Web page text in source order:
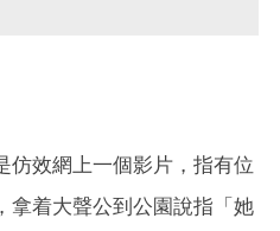
仿效網上一個影片，指有位
拿着大聲公到公園說指「她